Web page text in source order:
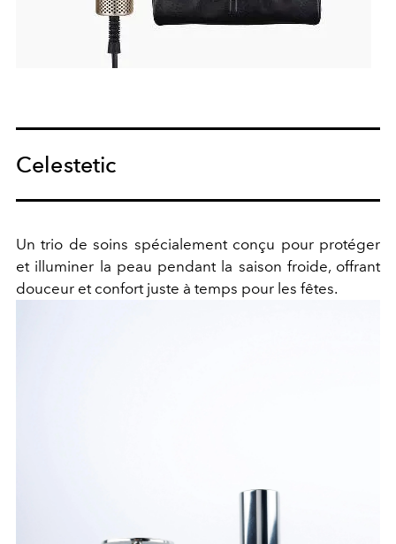
Celestetic
Un trio de soins spécialement conçu pour protéger
et illuminer la peau pendant la saison froide, offrant
douceur et confort juste à temps pour les fêtes.